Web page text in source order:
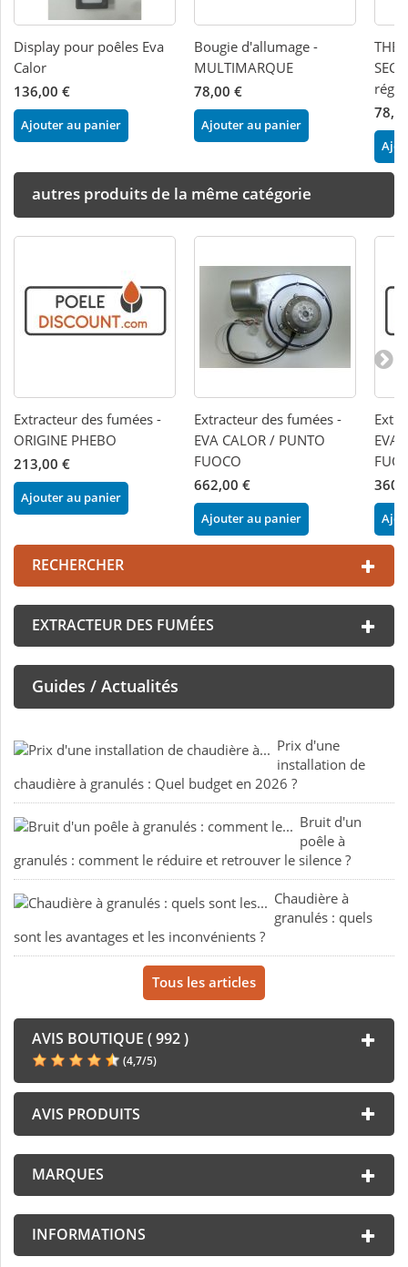
Display pour poêles Eva
Calor
136,00 €
Ajouter au panier
Bougie d'allumage -
MULTIMARQUE
78,00 €
Ajouter au panier
autres produits de la même catégorie
Extracteur des fumées -
ORIGINE PHEBO
213,00 €
Ajouter au panier
Extracteur des fumées -
EVA CALOR / PUNTO
FUOCO
662,00 €
Ajouter au panier
EVA
RECHERCHER
EXTRACTEUR DES FUMÉES
Guides / Actualités
Prix d'une
installation de
chaudière à granulés : Quel budget en 2026 ?
Bruit d'un
poêle à
granulés : comment le réduire et retrouver le silence ?
Chaudière à
granulés : quels
sont les avantages et les inconvénients ?
Tous les articles
AVIS BOUTIQUE ( 992 )
(4,7/5)
AVIS PRODUITS
MARQUES
INFORMATIONS